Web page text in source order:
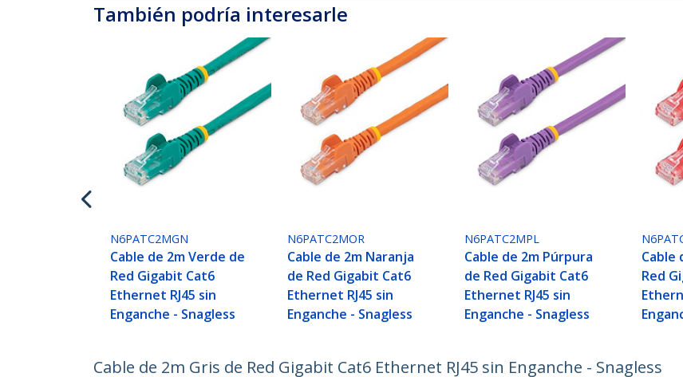
También podría interesarle
N6PATC2MGN
Cable de 2m Verde de
Red Gigabit Cat6
Ethernet RJ45 sin
Enganche - Snagless
N6PATC2MOR
Cable de 2m Naranja
de Red Gigabit Cat6
Ethernet RJ45 sin
Enganche - Snagless
N6PATC2MPL
Cable de 2m Púrpura
de Red Gigabit Cat6
Ethernet RJ45 sin
Enganche - Snagless
Cable
Red
Cable de 2m Gris de Red Gigabit Cat6 Ethernet RJ45 sin Enganche - Snagless